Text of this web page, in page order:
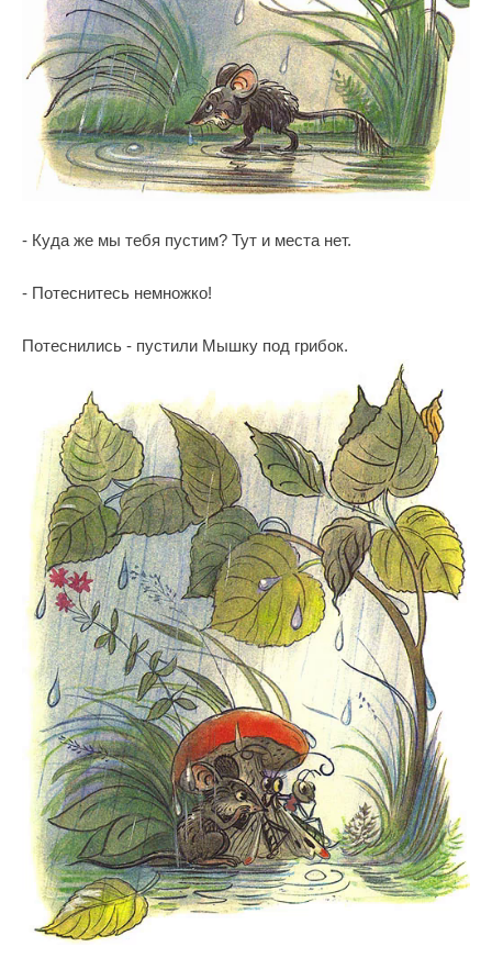
- Куда же мы тебя пустим? Тут и места нет.
- Потеснитесь немножко!
Потеснились - пустили Мышку под грибок.